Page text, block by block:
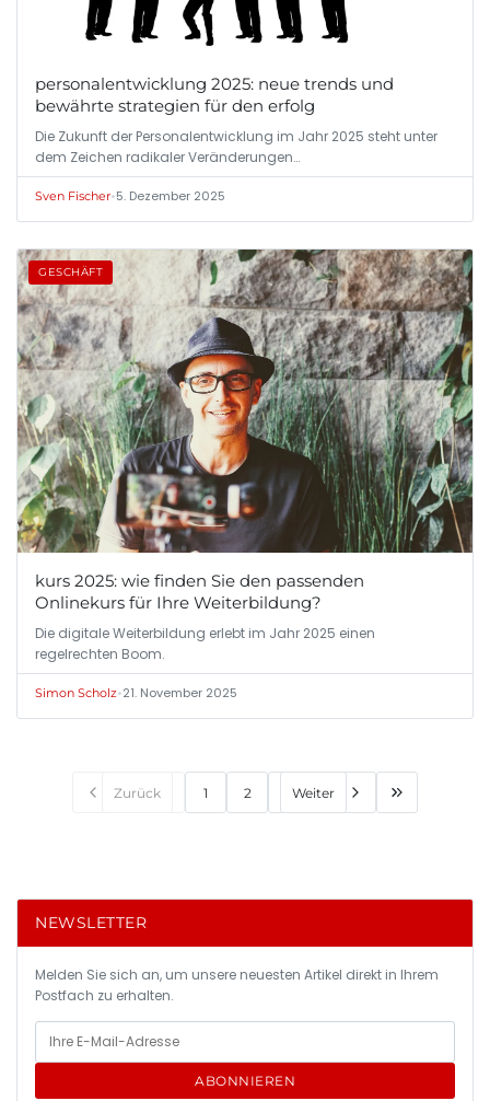
personalentwicklung 2025: neue trends und
bewährte strategien für den erfolg
Die Zukunft der Personalentwicklung im Jahr 2025 steht unter
dem Zeichen radikaler Veränderungen…
Sven Fischer•5. Dezember 2025
GESCHÄFT
kurs 2025: wie finden Sie den passenden
Onlinekurs für Ihre Weiterbildung?
Die digitale Weiterbildung erlebt im Jahr 2025 einen
regelrechten Boom.
Simon Scholz•21. November 2025
Zurück 1 2 Weiter
NEWSLETTER
Melden Sie sich an, um unsere neuesten Artikel direkt in Ihrem
Postfach zu erhalten.
ABONNIEREN